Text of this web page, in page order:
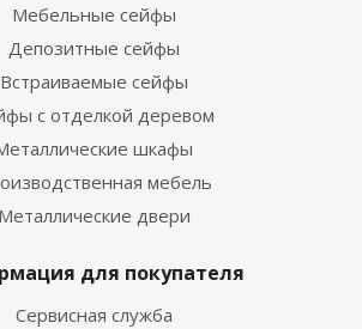
Мебельные сейфы
Депозитные сейфы
Встраиваемые сейфы
с отделкой деревом
шкафы
мебель
Металлические двери
для покупателя
Сервисная служба